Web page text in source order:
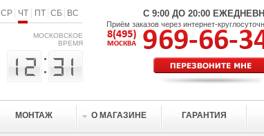
СР ЧТ ПТ СБ ВС
МОСКОВСКОЕ
ВРЕМЯ
С 9:00 ДО 20:00
Приём заказов через интернет-
МОНТАЖ О МАГАЗИНЕ ГАРАНТИЯ